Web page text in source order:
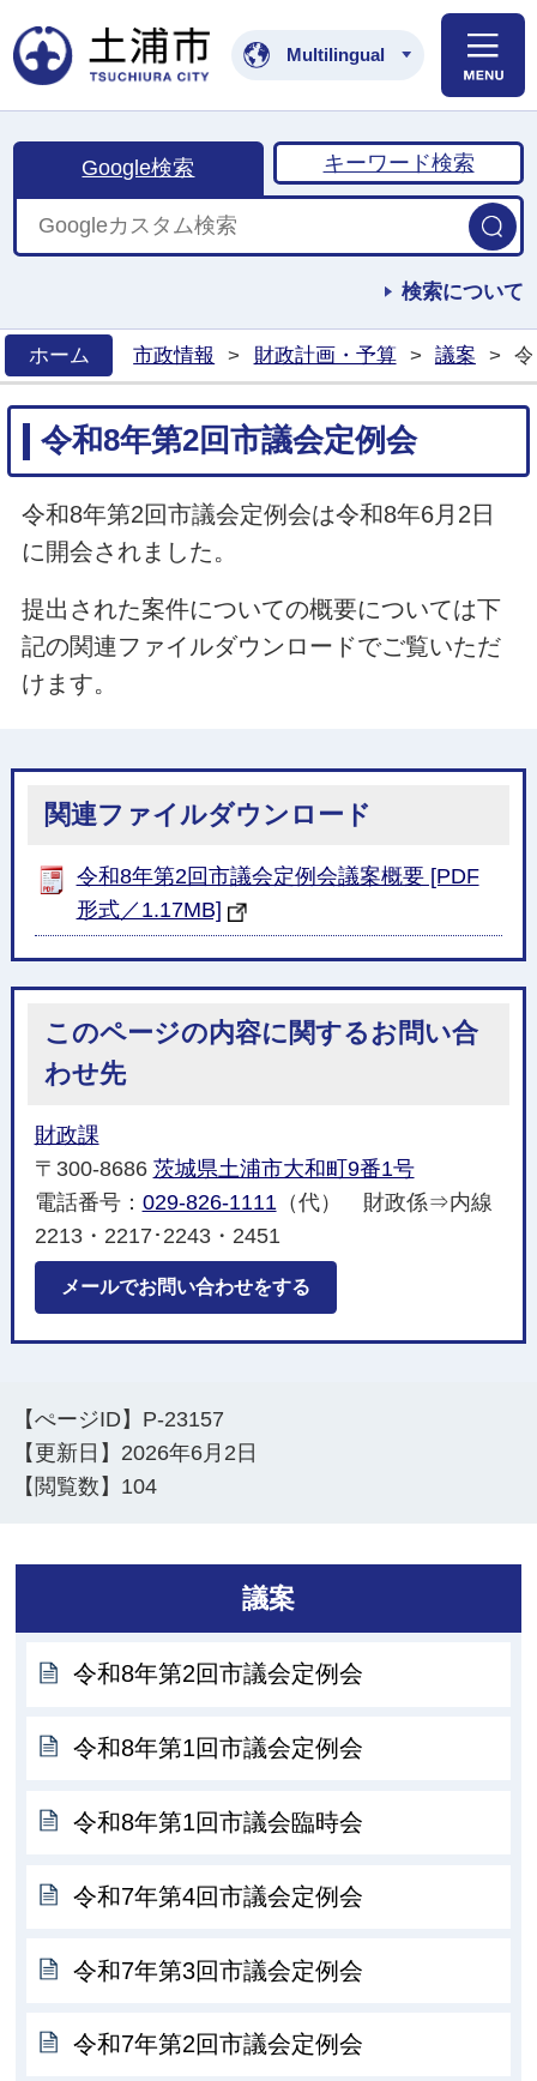
土浦市公式ホームペ
Multilingual
Google検索 キーワード検索
検索について
ホーム
市政情報 > 財政計画・予算 > 議案 >
令和8年第2回市議会定例会
令和8年第2回市議会定例会は令和8年6月2日
に開会されました。
提出された案件についての概要については下
記の関連ファイルダウンロードでご覧いただ
けます。
関連ファイルダウンロード
令和8年第2回市議会定例会議案概要 [PDF
形式／1.17MB]
このページの内容に関するお問い合
わせ先
財政課
〒300-8686 茨城県土浦市大和町9番1号
電話番号： 029-826-1111 （代） 財政係⇒内線
2213・2217･2243・2451
メールでお問い合わせをする
【ぺージID】 P-23157
【更新日】 2026年6月2日
【閲覧数】 104
議案
令和8年第2回市議会定例会
令和8年第1回市議会定例会
令和8年第1回市議会臨時会
令和7年第4回市議会定例会
令和7年第3回市議会定例会
令和7年第2回市議会定例会